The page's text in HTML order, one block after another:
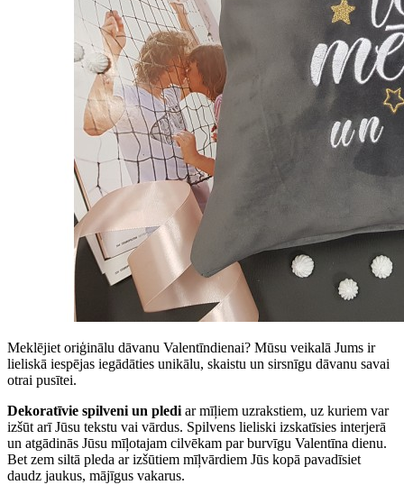
Meklējiet oriģinālu dāvanu Valentīndienai? Mūsu veikalā Jums ir
lieliskā iespējas iegādāties unikālu, skaistu un sirsnīgu dāvanu savai
otrai pusītei.
Dekoratīvie spilveni un pledi ar mīļiem uzrakstiem, uz kuriem var
izšūt arī Jūsu tekstu vai vārdus. Spilvens lieliski izskatīsies interjerā
un atgādinās Jūsu mīļotajam cilvēkam par burvīgu Valentīna dienu.
Bet zem siltā pleda ar izšūtiem mīļvārdiem Jūs kopā pavadīsiet
daudz jaukus, mājīgus vakarus.